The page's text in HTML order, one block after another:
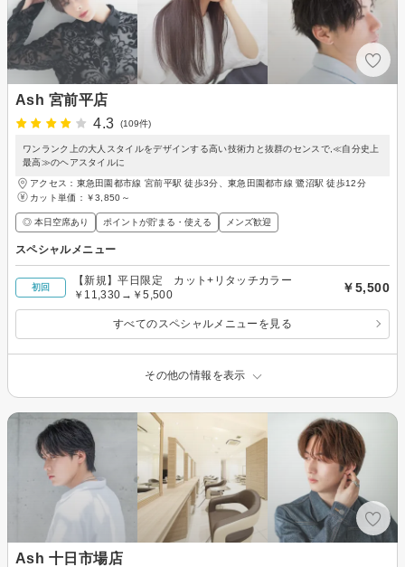
Ash 宮前平店
4.3
(109件)
ワンランク上の大人スタイルをデザインする高い技術力と抜群のセンスで,≪自分史上
最高≫のヘアスタイルに
アクセス：東急田園都市線 宮前平駅 徒歩3分、東急田園都市線 鷺沼駅 徒歩12分
カット単価： ￥3,850～
◎ 本日空席あり ポイントが貯まる・使える メンズ歓迎
スペシャルメニュー
初回
【新規】平日限定 カット+リタッチカラー
￥11,330→￥5,500
￥5,500
すべてのスペシャルメニューを見る
その他の情報を表示
Ash 十日市場店